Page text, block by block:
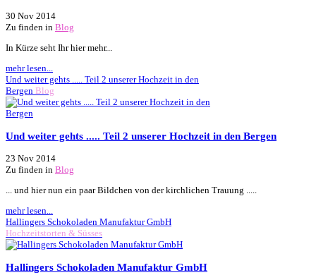
30 Nov 2014
Zu finden in Blog
In Kürze seht Ihr hier mehr...
mehr lesen...
Und weiter gehts ..... Teil 2 unserer Hochzeit in den
Bergen Blog
Und weiter gehts ..... Teil 2 unserer Hochzeit in den Bergen
23 Nov 2014
Zu finden in Blog
... und hier nun ein paar Bildchen von der kirchlichen Trauung .....
mehr lesen...
Hallingers Schokoladen Manufaktur GmbH
Hochzeitstorten & Süsses
Hallingers Schokoladen Manufaktur GmbH